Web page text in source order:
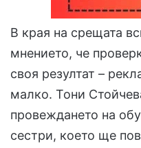
В края на срещата
мнението, че
своя резултат –
малко. Тони
провеждането на
сестри, което ще